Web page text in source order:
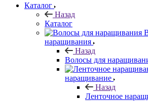
Каталог
Назад
Каталог
наращивания
Назад
Волосы для
наращивание
Назад
Ленточное